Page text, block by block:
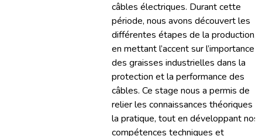
câbles électriques. Durant cette
période, nous avons découvert les
différentes étapes de la production,
en mettant l’accent sur l’importance
des graisses industrielles dans la
protection et la performance des
câbles. Ce stage nous a permis de
relier les connaissances théoriques à
la pratique, tout en développant nos
compétences techniques et